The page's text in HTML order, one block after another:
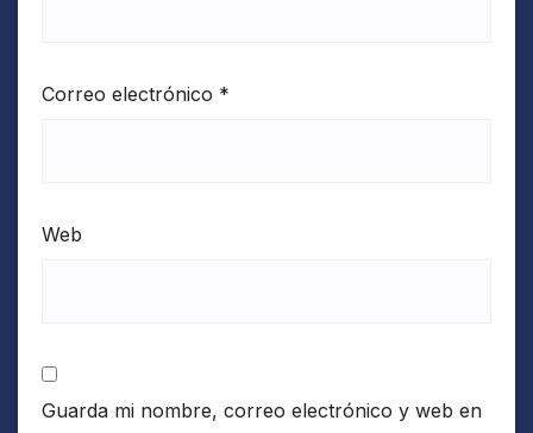
Correo electrónico *
Web
Guarda mi nombre, correo electrónico y web en